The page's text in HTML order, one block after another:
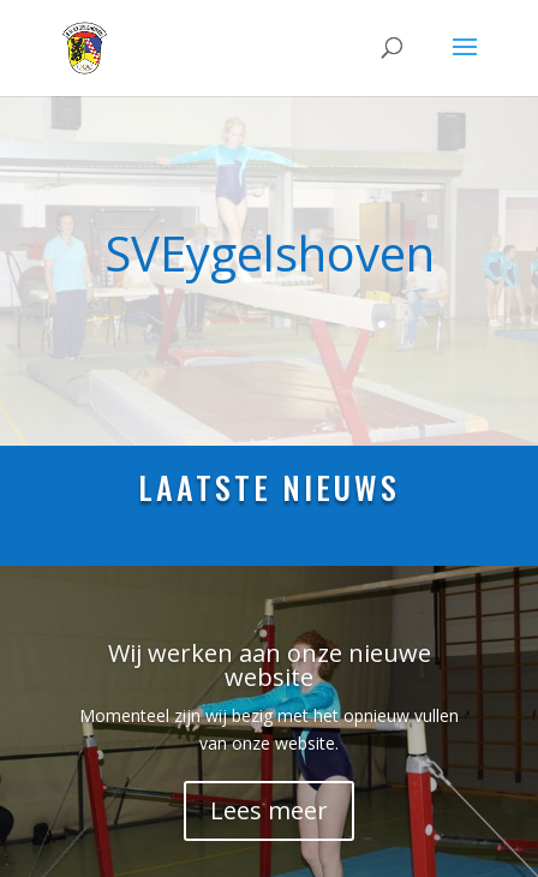
SVEygelshoven
LAATSTE NIEUWS
Wij werken aan onze nieuwe
website
Momenteel zijn wij bezig met het opnieuw vullen
van onze website.
Lees meer